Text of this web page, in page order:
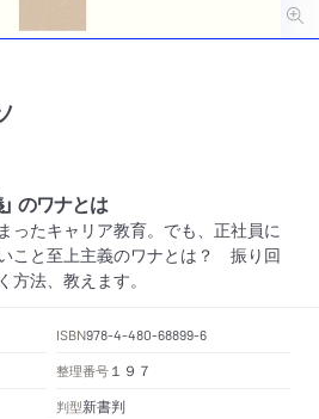
のワナとは
ったキャリア教育。でも、正社員に
こと至上主義のワナとは？ 振り回
方法、教えます。
ISBN978-4-480-68899-6
整理番号 １９７
判型新書判